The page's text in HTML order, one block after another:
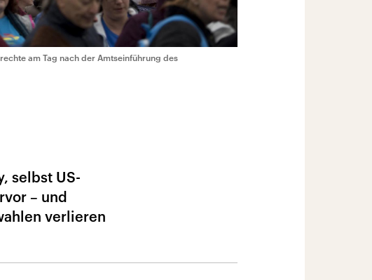
am Tag nach der Amtseinführung des
selbst US-
– und
verlieren